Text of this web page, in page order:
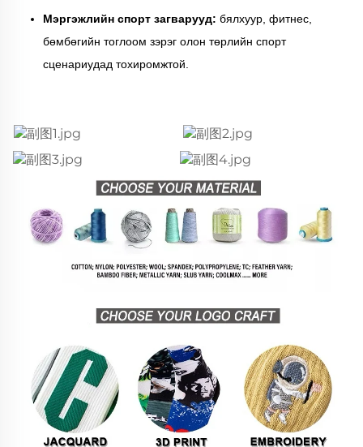
Мэргэжлийн спорт загварууд: бялхуур, фитнес,
бөмбөгийн тоглоом зэрэг олон төрлийн спорт
сценариудад тохиромжтой.